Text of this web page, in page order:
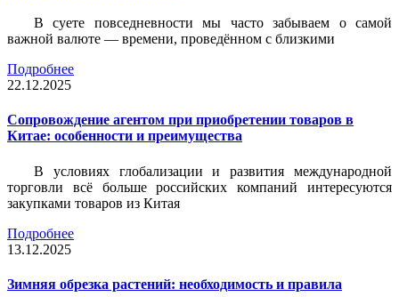
В суете повседневности мы часто забываем о самой
важной валюте — времени, проведённом с близкими
Подробнее
22.12.2025
Сопровождение агентом при приобретении товаров в
Китае: особенности и преимущества
В условиях глобализации и развития международной
торговли всё больше российских компаний интересуются
закупками товаров из Китая
Подробнее
13.12.2025
Зимняя обрезка растений: необходимость и правила